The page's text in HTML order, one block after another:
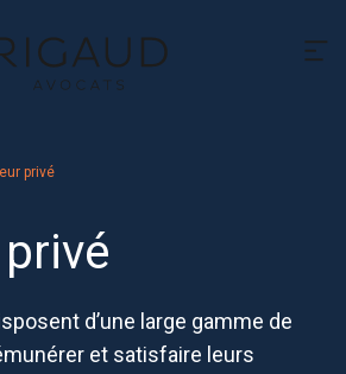
privé
d’une large gamme de
et satisfaire leurs